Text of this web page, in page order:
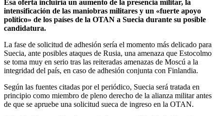
Esa oferta incluiría un aumento de la presencia militar, la
intensificación de las maniobras militares y un «fuerte apoyo
político» de los países de la OTAN a Suecia durante su posible
candidatura.
La fase de solicitud de adhesión sería el momento más delicado para
Suecia, ante posibles ataques de Rusia, una amenaza que Estocolmo
se toma muy en serio tras las reiteradas amenazas de Moscú a la
integridad del país, en caso de adhesión conjunta con Finlandia.
Según las fuentes citadas por el periódico, Suecia será tratada en
principio como miembro de pleno derecho de la alianza militar antes
de que se apruebe una solicitud sueca de ingreso en la OTAN.